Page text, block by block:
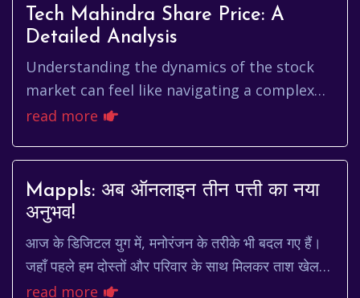
Tech Mahindra Share Price: A
Detailed Analysis
Understanding the dynamics of the stock
market can feel like navigating a complex
maze, especially when you're trying to make
read more
Mappls: अब ऑनलाइन तीन पत्ती का नया
अनुभव!
आज के डिजिटल युग में, मनोरंजन के तरीके भी बदल गए हैं।
जहाँ पहले हम दोस्तों और परिवार के साथ मिलकर ताश खेलते
थे, अब वही अनुभव ऑनलाइन प्लेटफॉर्म पर उपलब...
read more